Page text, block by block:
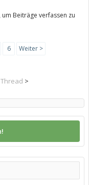
Beiträge verfassen zu
6 Weiter >
>